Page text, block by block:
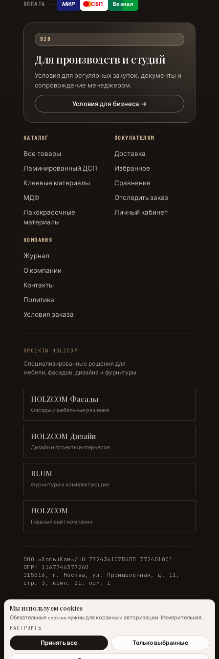
ОПЛАТА МИР СБП Безнал
B2B
Для производств и студий
Условия для регулярных закупок, документы и
сопровождение менеджером.
Условия для бизнеса →
КАТАЛОГ
Все товары
Ламинированный ДСП
Клеевые материалы
МДФ
Лакокрасочные
материалы
ПОКУПАТЕЛЯМ
Доставка
Избранное
Сравнение
Отследить заказ
Личный кабинет
КОМПАНИЯ
Журнал
О компании
Контакты
Политика
Условия заказа
ПРОЕКТЫ HOLZCOM
Специализированные решения для
мебели, фасадов, дизайна и фурнитуры.
HOLZCOM Фасады
Фасады и мебельные решения
HOLZCOM Дизайн
Дизайн и проекты интерьеров
BLUM
Фурнитура и комплектующие
HOLZCOM
Главный сайт компании
ООО «ХольцКом»ИНН 7724361075КПП 772401001
ОГРН 1167746377260
115516, г. Москва, ул. Промышленная, д. 11,
стр. 3, комн. 21, пом. I
© 2026 WOODONLINE. Все права защищены.
Мы используем cookies
Обязательные cookies нужны для корзины и авторизации. Измерительная
аналитика Яндекс.Метрики работает на обычных страницах всегда;
Подробнее →
НАСТРОИТЬ
Принять все Только выбранные